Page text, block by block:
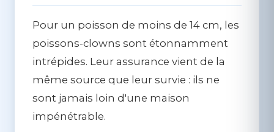
Pour un poisson de moins de 14 cm, les
poissons-clowns sont étonnamment
intrépides. Leur assurance vient de la
même source que leur survie : ils ne
sont jamais loin d'une maison
impénétrable.